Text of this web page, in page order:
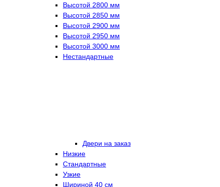
Высотой 2800 мм
Высотой 2850 мм
Высотой 2900 мм
Высотой 2950 мм
Высотой 3000 мм
Нестандартные
Двери на заказ
Низкие
Стандартные
Узкие
Шириной 40 см